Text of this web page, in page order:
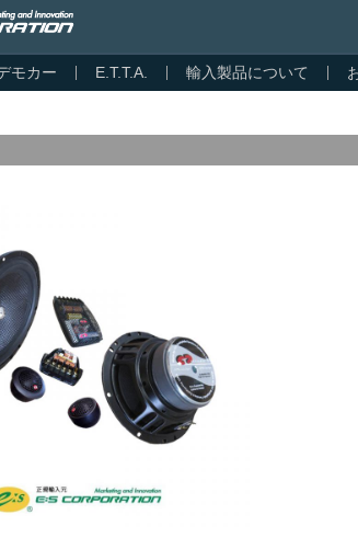
モカー E.T.T.A. 輸入製品について